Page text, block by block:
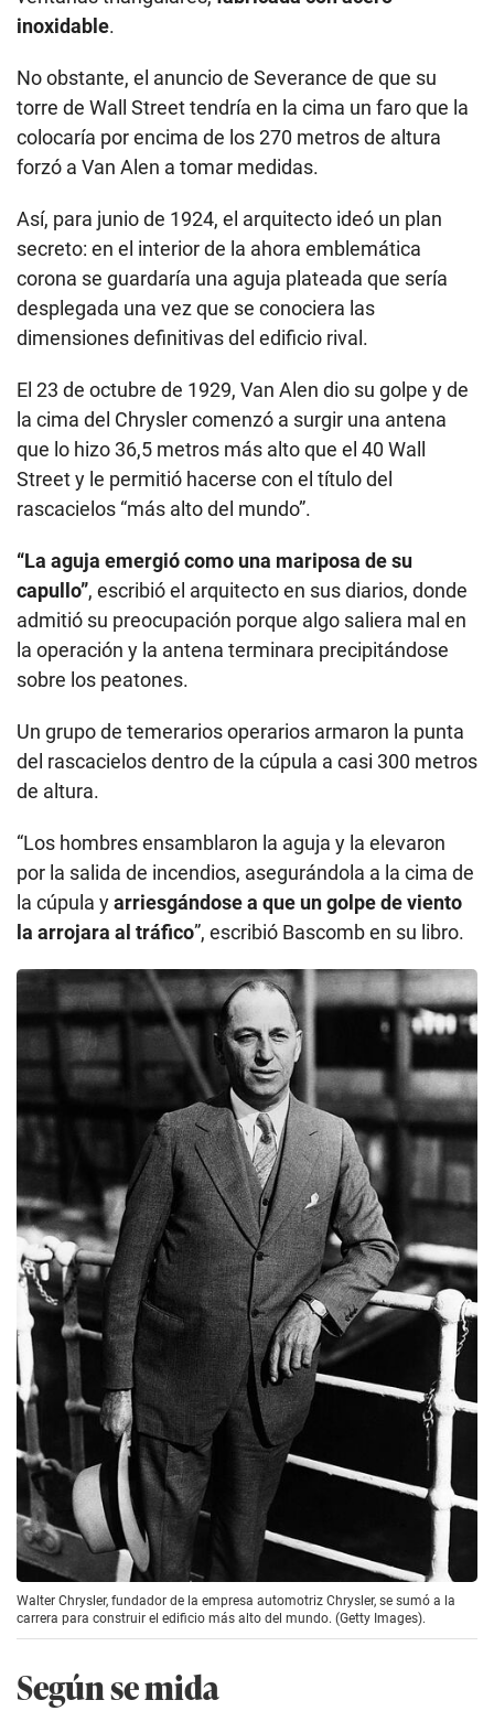
inoxidable.
No obstante, el anuncio de Severance de que su
torre de Wall Street tendría en la cima un faro que la
colocaría por encima de los 270 metros de altura
forzó a Van Alen a tomar medidas.
Así, para junio de 1924, el arquitecto ideó un plan
secreto: en el interior de la ahora emblemática
corona se guardaría una aguja plateada que sería
desplegada una vez que se conociera las
dimensiones definitivas del edificio rival.
El 23 de octubre de 1929, Van Alen dio su golpe y de
la cima del Chrysler comenzó a surgir una antena
que lo hizo 36,5 metros más alto que el 40 Wall
Street y le permitió hacerse con el título del
rascacielos “más alto del mundo”.
“La aguja emergió como una mariposa de su
capullo”, escribió el arquitecto en sus diarios, donde
admitió su preocupación porque algo saliera mal en
la operación y la antena terminara precipitándose
sobre los peatones.
Un grupo de temerarios operarios armaron la punta
del rascacielos dentro de la cúpula a casi 300 metros
de altura.
“Los hombres ensamblaron la aguja y la elevaron
por la salida de incendios, asegurándola a la cima de
la cúpula yarriesgándose a que un golpe de viento
la arrojara al tráfico”, escribió Bascomb en su libro.
Walter Chrysler, fundador de la empresa automotriz Chrysler, se sumó a la
carrera para construir el edificio más alto del mundo. (Getty Images).
Según se mida